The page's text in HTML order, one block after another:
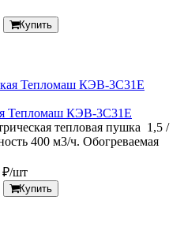
Купить
Тепломаш КЭВ-3С31Е
тепловая пушка 1,5 /
400 м3/ч. Обогреваемая
₽/шт
Купить